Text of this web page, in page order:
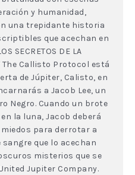
y humanidad,
una trepidante historia
que acechan en
SECRETOS DE LA
The Callisto Protocol está
de Júpiter, Calisto, en
a Jacob Lee, un
Negro. Cuando un brote
la luna, Jacob deberá
para derrotar a
que lo acechan
misterios que se
Jupiter Company.